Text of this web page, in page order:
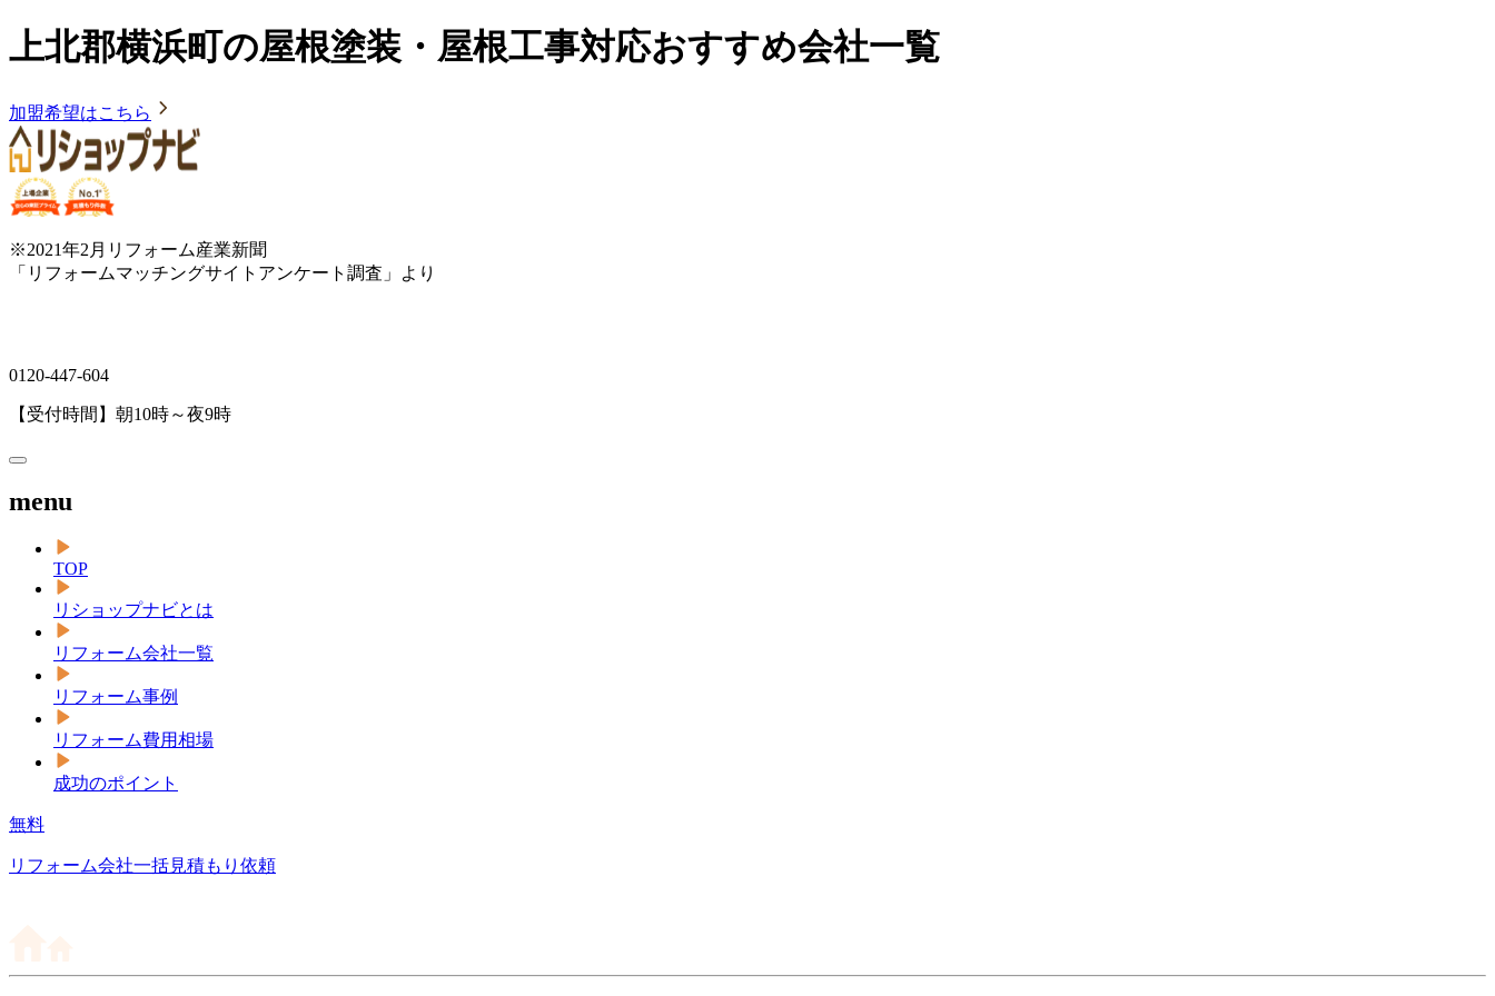
上北郡横浜町の屋根塗装・屋根工事対応おすすめ会社一覧
加盟希望はこちら
※2021年2月リフォーム産業新聞
「リフォームマッチングサイトアンケート調査」より
0120-447-604
【受付時間】朝10時～夜9時
menu
TOP
リショップナビとは
リフォーム会社一覧
リフォーム事例
リフォーム費用相場
成功のポイント
無料
リフォーム会社一括見積もり依頼